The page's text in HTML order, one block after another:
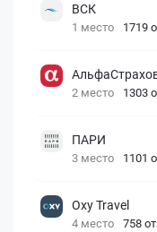
ВСК
1 место 1719
2 место 1303
ПАРИ
3 место 1101
Oxy Travel
4 место 758